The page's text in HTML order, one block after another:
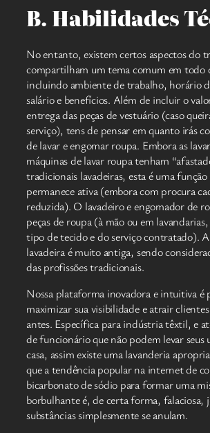
B. Habilidades
No entanto, existem certos aspectos do
compartilham um tema comum em todo
incluindo ambiente de trabalho, horário
salário e benefícios. Além de incluir o
entrega das peças de vestuário (caso
serviço), tens de pensar em quanto irás
de lavar e engomar roupa. Embora as
máquinas de lavar roupa tenham
tradicionais lavadeiras, esta é uma
permanece ativa (embora com procura
reduzida). O lavadeiro e engomador de
peças de roupa (à mão ou em
tipo de tecido e do serviço contratado).
lavadeira é muito antiga, sendo
das profissões tradicionais.
Nossa plataforma inovadora e intuitiva é
maximizar sua visibilidade e atrair
antes. Específica para indústria têxtil, e
de funcionário que não podem levar seus
casa, assim existe uma lavanderia
que a tendência popular na internet de
bicarbonato de sódio para formar uma
borbulhante é, de certa forma, falaciosa,
substâncias simplesmente se anulam.